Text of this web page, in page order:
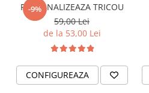
-9%
PERSONALIZEAZA TRICOU
59,00 Lei
de la 53,00 Lei
CONFIGUREAZA